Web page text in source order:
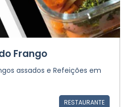
Frango
assados e Refeições em
RESTAURANTE